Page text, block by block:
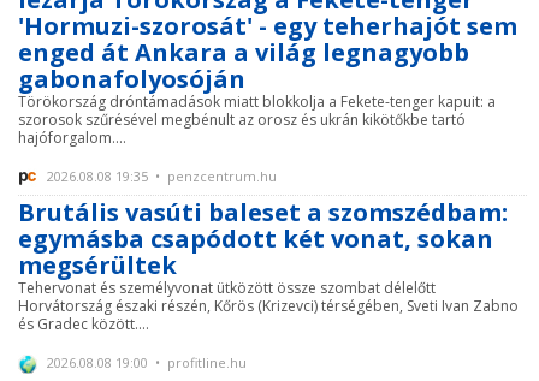
'Hormuzi-szorosát' - egy teherhajót sem
enged át Ankara a világ legnagyobb
gabonafolyosóján
Törökország dróntámadások miatt blokkolja a Fekete-tenger kapuit: a
szorosok szűrésével megbénult az orosz és ukrán kikötőkbe tartó
hajóforgalom....
2026.08.08 19:35 • penzcentrum.hu
Brutális vasúti baleset a szomszédbam:
egymásba csapódott két vonat, sokan
megsérültek
Tehervonat és személyvonat ütközött össze szombat délelőtt
Horvátország északi részén, Kőrös (Krizevci) térségében, Sveti Ivan Zabno
és Gradec között....
2026.08.08 19:00 • profitline.hu